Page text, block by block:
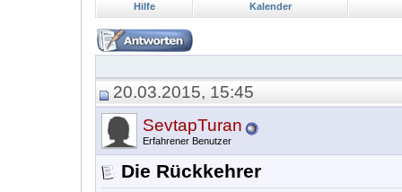
Hilfe Kalender
20.03.2015, 15:45
SevtapTuran
Erfahrener Benutzer
Die Rückkehrer